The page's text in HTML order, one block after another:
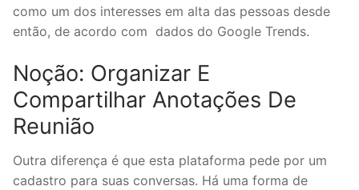
como um dos interesses em alta das pessoas desde
então, de acordo com dados do Google Trends.
Noção: Organizar E
Compartilhar Anotações De
Reunião
Outra diferença é que esta plataforma pede por um
cadastro para suas conversas. Há uma forma de